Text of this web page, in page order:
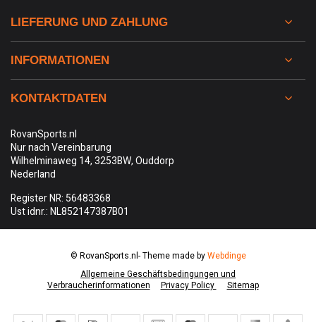
LIEFERUNG UND ZAHLUNG
INFORMATIONEN
KONTAKTDATEN
RovanSports.nl
Nur nach Vereinbarung
Wilhelminaweg 14, 3253BW, Ouddorp
Nederland
Register NR: 56483368
Ust idnr.: NL852147387B01
Allgemeine Geschäftsbedingungen und
Verbraucherinformationen
Privacy Policy Sitemap
© RovanSports.nl- Theme made byWebdinge